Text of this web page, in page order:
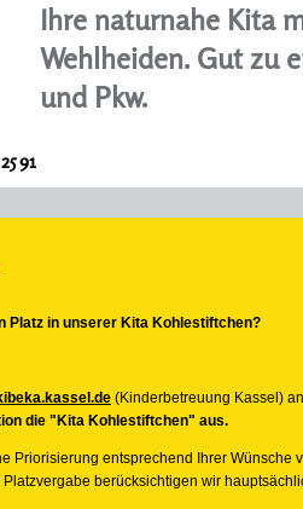
Ihre naturnahe Kita
Wehlheiden. Gut zu
und Pkw.
91
Platz in unserer Kita Kohlestiftchen?
(Kinderbetreuung Kassel)
die "Kita Kohlestiftchen" aus.
Priorisierung entsprechend Ihrer Wünsche
berücksichtigen wir